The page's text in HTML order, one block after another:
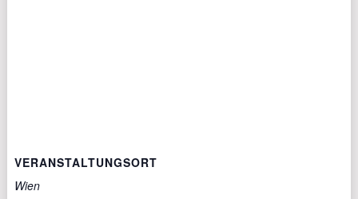
VERANSTALTUNGSORT
Wien